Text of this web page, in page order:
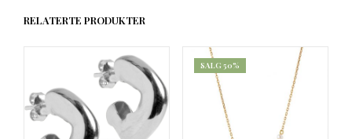
RELATERTE PRODUKTER
SALG 50%